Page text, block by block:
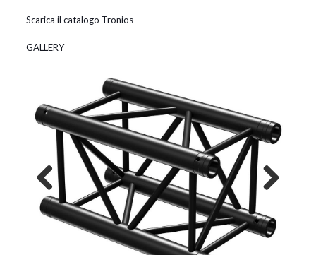
Scarica il catalogo Tronios
GALLERY
Previous